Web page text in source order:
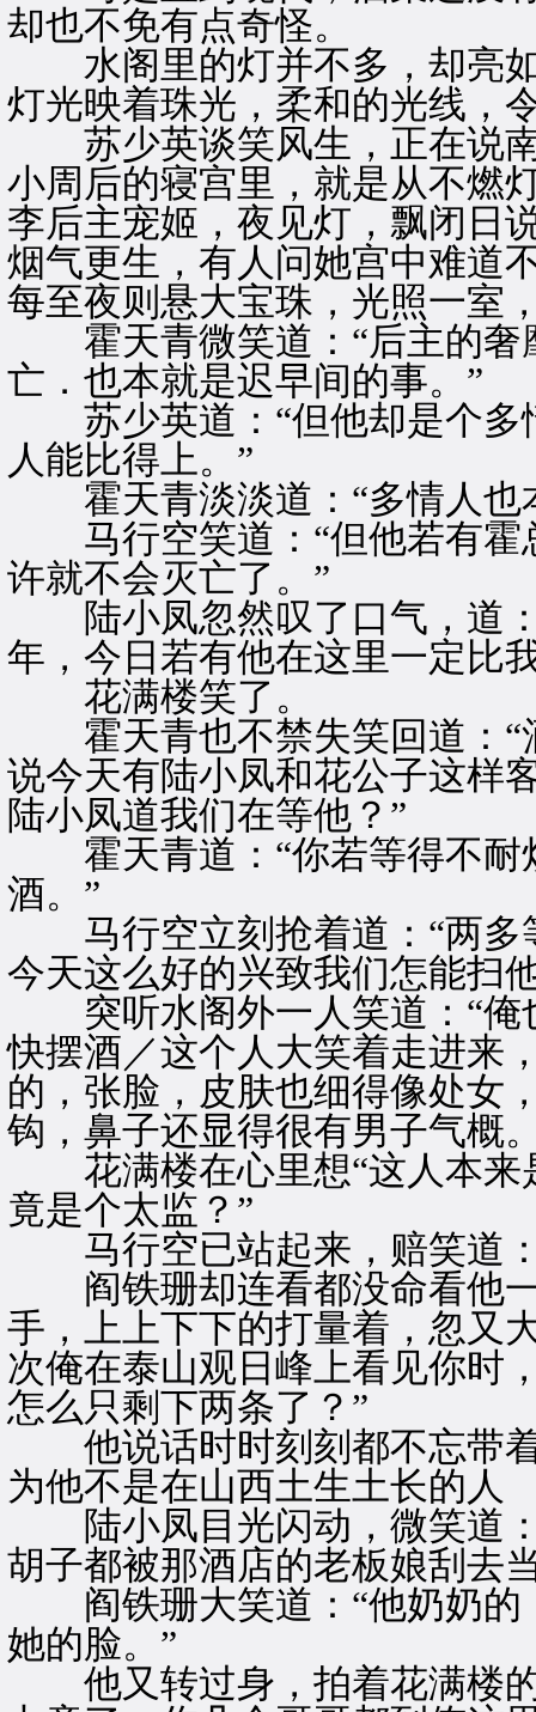
却也不免有点奇怪。
水阁里的灯并不多，却亮如
灯光映着珠光，柔和的光线，
苏少英谈笑风生，正在说南
小周后的寝宫里，就是从不燃
李后主宠姬，夜见灯，飘闭日
烟气更生，有人问她宫中难道
每至夜则悬大宝珠，光照一室
霍天青微笑道：“后主的奢
亡．也本就是迟早间的事。”
苏少英道：“但他却是个多
人能比得上。”
霍天青淡淡道：“多情人也
马行空笑道：“但他若有霍
许就不会灭亡了。”
陆小凤忽然叹了口气，道：
年，今日若有他在这里一定比
花满楼笑了。
霍天青也不禁失笑回道：“
说今天有陆小凤和花公子这样
陆小凤道我们在等他？”
霍天青道：“你若等得不耐
酒。”
马行空立刻抢着道：“两多
今天这么好的兴致我们怎能扫
突听水阁外一人笑道：“俺
快摆酒／这个人大笑着走进
的，张脸，皮肤也细得像处女
钩，鼻子还显得很有男子气概
花满楼在心里想“这人本来
竟是个太监？”
马行空已站起来，赔笑道：
阎铁珊却连看都没命看他一
手，上上下下的打量着，忽又
次俺在泰山观日峰上看见你时
怎么只剩下两条了？”
他说话时时刻刻都不忘带着
为他不是在山西土生土长的人
陆小凤目光闪动，微笑道：
胡子都被那酒店的老板娘刮去
阎铁珊大笑道：“他奶奶的
她的脸。”
他又转过身，拍着花满楼的